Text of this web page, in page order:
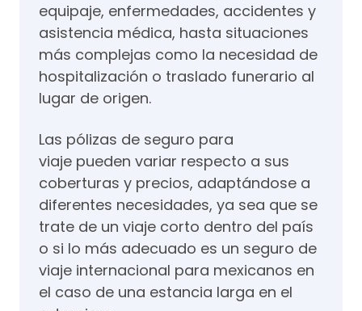
equipaje, enfermedades, accidentes y
asistencia médica, hasta situaciones
más complejas como la necesidad de
hospitalización o traslado funerario al
lugar de origen.
Las pólizas de seguro para
viaje pueden variar respecto a sus
coberturas y precios, adaptándose a
diferentes necesidades, ya sea que se
trate de un viaje corto dentro del país
o si lo más adecuado es un seguro de
viaje internacional para mexicanos en
el caso de una estancia larga en el